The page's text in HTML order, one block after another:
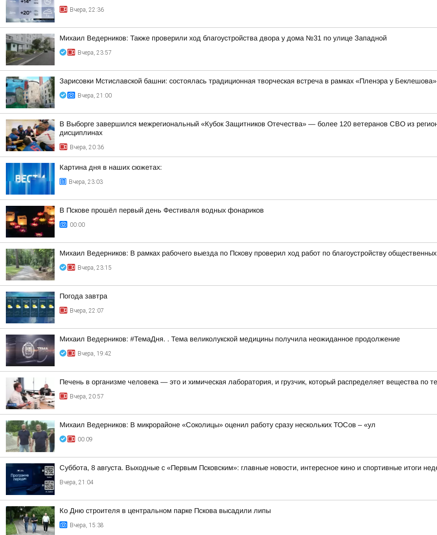
Вчера, 22:36
Михаил Ведерников: Также проверили ход благоустройства двора у дома №31 по улице Западной
Вчера, 23:57
Зарисовки Мстиславской башни: состоялась традиционная творческая встреча в рамках «Пленэра у Беклешова»
Вчера, 21:00
В Выборге завершился межрегиональный «Кубок Защитников Отечества» — более 120 ветеранов СВО из
дисциплинах
Вчера, 20:36
Картина дня в наших сюжетах:
Вчера, 23:03
В Пскове прошёл первый день Фестиваля водных фонариков
00:00
Михаил Ведерников: В рамках рабочего выезда по Пскову проверил ход работ по благоустройству
Вчера, 23:15
Погода завтра
Вчера, 22:07
Михаил Ведерников: #ТемаДня. . Тема великолукской медицины получила неожиданное продолжение
Вчера, 19:42
Печень в организме человека — это и химическая лаборатория, и грузчик, который распределяет вещества по
Вчера, 20:57
Михаил Ведерников: В микрорайоне «Соколицы» оценил работу сразу нескольких ТОСов – «ул
00:09
Суббота, 8 августа. Выходные с «Первым Псковским»: главные новости, интересное кино и спортивные итоги
Вчера, 21:04
Ко Дню строителя в центральном парке Пскова высадили липы
Вчера, 15:38